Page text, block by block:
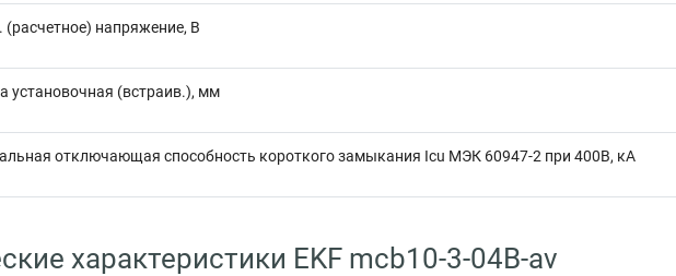
напряжение, В
установочная (встраив.), мм
отключающая способность короткого замыкания Icu МЭК 60947-2 при 400В, кА
характеристики EKF mcb10-3-04B-av